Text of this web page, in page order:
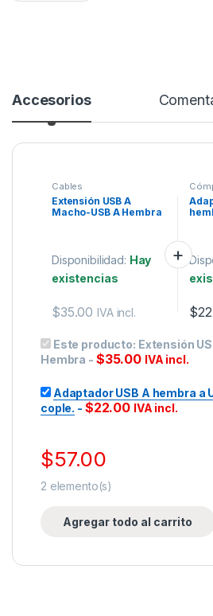
Accesorios
Cables
Extensión USB A
Macho-USB A Hembra
Disponibilidad: Hay
existencias
$35.00 IVA incl. $
Este producto: Extensión
Hembra - $35.00 IVA incl.
Adaptador USB A hembra a
cople. - $22.00 IVA incl.
$57.00
2 elemento(s)
Agregar todo al carrito